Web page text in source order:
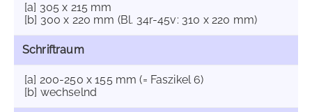
[a] 305 x 215 mm
[b] 300 x 220 mm (Bl. 34r-45v: 310 x 220 mm)
Schriftraum
[a] 200-250 x 155 mm (= Faszikel 6)
[b] wechselnd